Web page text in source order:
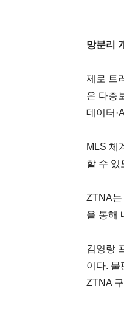
망분리
제로 트
은 다층
데이터
MLS 체
할 수 있
ZTNA는
을 통해
김영랑
이다. 불
ZTNA